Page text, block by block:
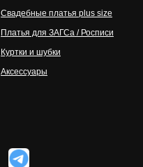
Свадебные платья plus size
Платья для ЗАГСа / Росписи
Куртки и шубки
Аксессуары